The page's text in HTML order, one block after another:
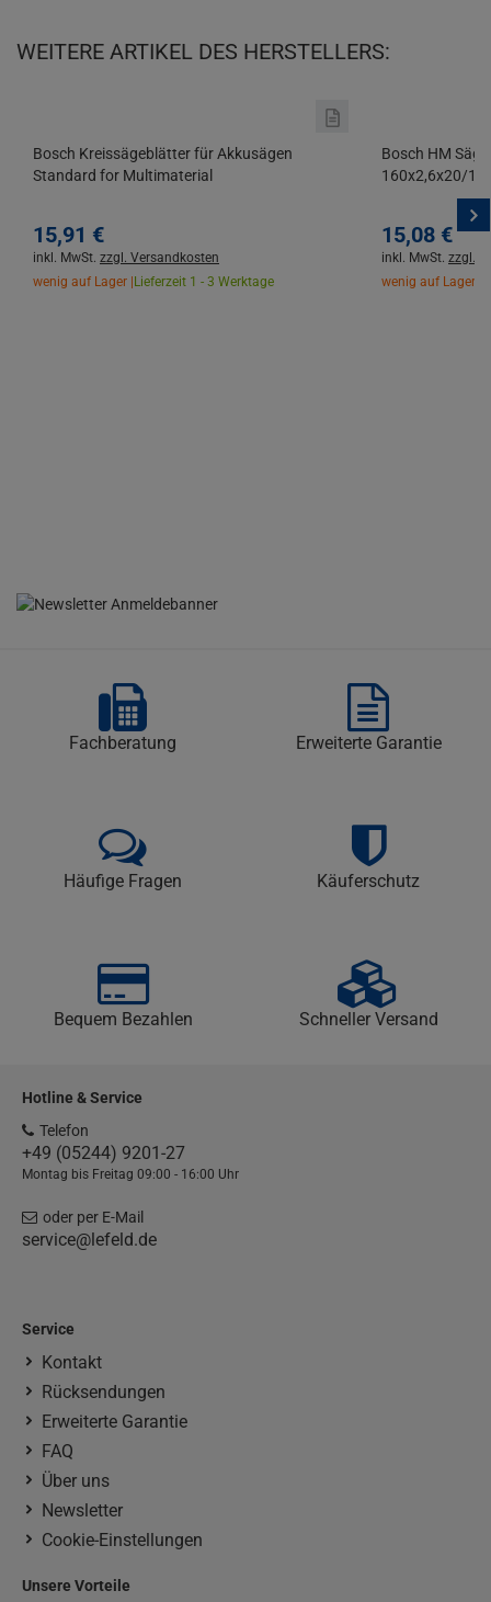
WEITERE ARTIKEL DES HERSTELLERS:
Bosch Kreissägeblätter für Akkusägen
Standard for Multimaterial
15,91 €
inkl. MwSt. zzgl. Versandkosten
wenig auf Lager | Lieferzeit 1 - 3 Werktage
Bosch HM
160x2,6x20/16
15,08 €
inkl. MwSt. zzgl.
wenig auf Lager |
Fachberatung Erweiterte Garantie
Häufige Fragen Käuferschutz
Bequem Bezahlen Schneller Versand
Hotline & Service
Telefon
+49 (05244) 9201-27
Montag bis Freitag 09:00 - 16:00 Uhr
oder per E-Mail
service@lefeld.de
Service
Kontakt
Rücksendungen
Erweiterte Garantie
FAQ
Über uns
Newsletter
Cookie-Einstellungen
Unsere Vorteile